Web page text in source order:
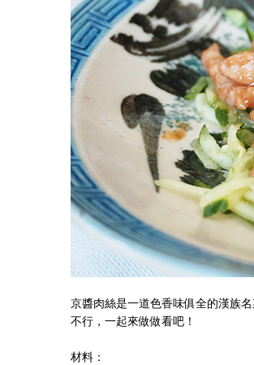
京醬肉絲是一道色香味俱全的漢族
不行，一起來做做看吧！
材料：